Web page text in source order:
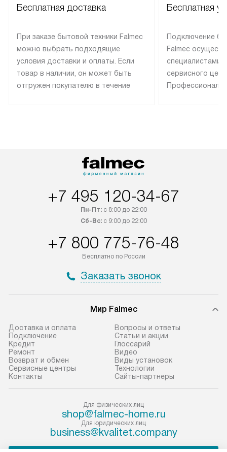
Бесплатная доставка
При заказе бытовой техники Falmec
можно выбрать подходящие
условия доставки и оплаты. Если
товар в наличии, он может быть
отгружен покупателю в течение
Бесплатная
Подключение
Falmec
специалистами
сервисного
+7 495 120-34-67
Пн-Пт:с 8:00 до 22:00
Сб-Вс:с 9:00 до 22:00
+7 800 775-76-48
Бесплатно по России
Заказать звонок
Мир Falmec
Доставка и оплата
Подключение
Кредит
Ремонт
Возврат и обмен
Сервисные центры
Контакты
Вопросы и ответы
Статьи и акции
Глоссарий
Видео
Виды установок
Технологии
Сайты-партнеры
Для физических лиц
shop@falmec-home.ru
Для юридических лиц
business@kvalitet.company